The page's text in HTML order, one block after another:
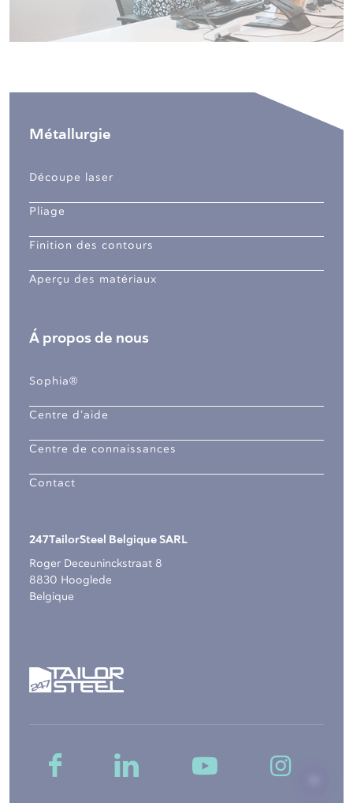
Métallurgie
Découpe laser
Pliage
Finition des contours
Aperçu des matériaux
Á propos de nous
Sophia®
Centre d’aide
Centre de connaissances
Contact
247TailorSteel Belgique SARL
Roger Deceuninckstraat 8
8830 Hooglede
Belgique